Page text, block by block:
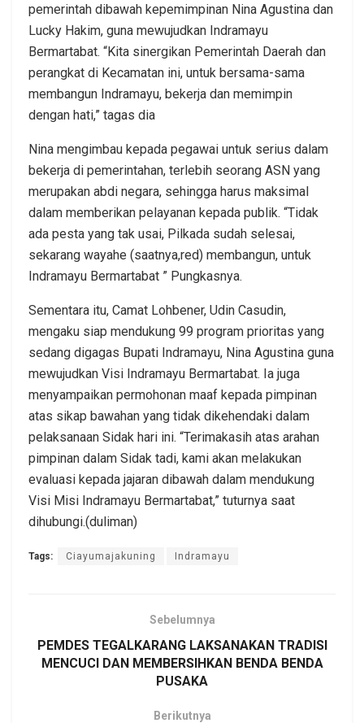
pemerintah dibawah kepemimpinan Nina Agustina dan
Lucky Hakim, guna mewujudkan Indramayu
Bermartabat. “Kita sinergikan Pemerintah Daerah dan
perangkat di Kecamatan ini, untuk bersama-sama
membangun Indramayu, bekerja dan memimpin
dengan hati,” tagas dia
Nina mengimbau kepada pegawai untuk serius dalam
bekerja di pemerintahan, terlebih seorang ASN yang
merupakan abdi negara, sehingga harus maksimal
dalam memberikan pelayanan kepada publik. “Tidak
ada pesta yang tak usai, Pilkada sudah selesai,
sekarang wayahe (saatnya,red) membangun, untuk
Indramayu Bermartabat ” Pungkasnya.
Sementara itu, Camat Lohbener, Udin Casudin,
mengaku siap mendukung 99 program prioritas yang
sedang digagas Bupati Indramayu, Nina Agustina guna
mewujudkan Visi Indramayu Bermartabat. Ia juga
menyampaikan permohonan maaf kepada pimpinan
atas sikap bawahan yang tidak dikehendaki dalam
pelaksanaan Sidak hari ini. “Terimakasih atas arahan
pimpinan dalam Sidak tadi, kami akan melakukan
evaluasi kepada jajaran dibawah dalam mendukung
Visi Misi Indramayu Bermartabat,” tuturnya saat
dihubungi.(duliman)
Tags: Ciayumajakuning Indramayu
Sebelumnya
PEMDES TEGALKARANG LAKSANAKAN TRADISI
MENCUCI DAN MEMBERSIHKAN BENDA BENDA
PUSAKA
Berikutnya